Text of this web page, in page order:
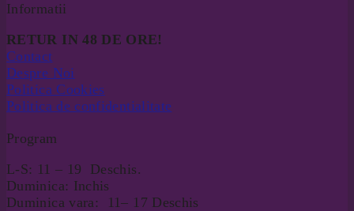
Informatii
RETUR IN 48 DE ORE!
Contact
Despre Noi
Politica Cookies
Politica de confidentialitate
Program
L-S: 11 – 19 Deschis.
Duminica: Inchis
Duminica vara: 11– 17 Deschis